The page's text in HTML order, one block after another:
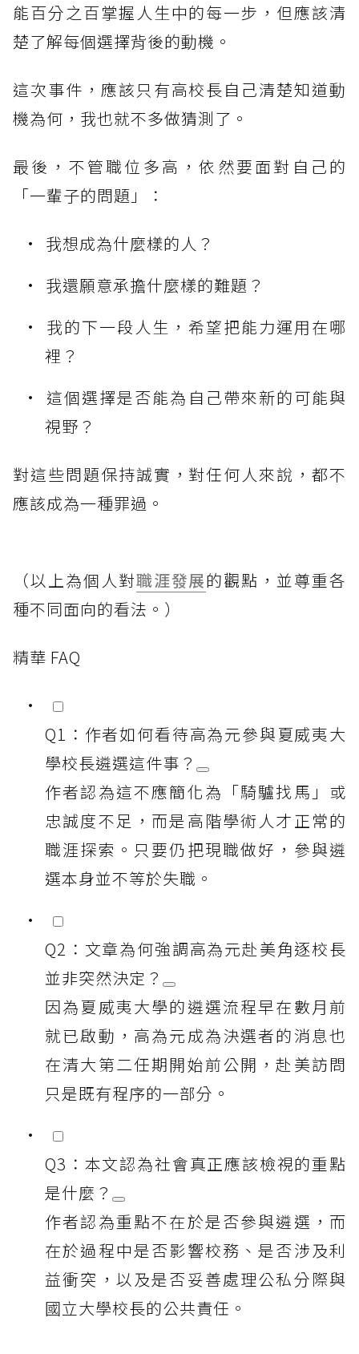
能百分之百掌握人生中的每一步，但應該清
楚了解每個選擇背後的動機。
這次事件，應該只有高校長自己清楚知道動
機為何，我也就不多做猜測了。
最後，不管職位多高，依然要面對自己的
「一輩子的問題」：
我想成為什麼樣的人？
我還願意承擔什麼樣的難題？
我的下一段人生，希望把能力運用在哪
裡？
這個選擇是否能為自己帶來新的可能與
視野？
對這些問題保持誠實，對任何人來說，都不
應該成為一種罪過。
（以上為個人對職涯發展的觀點，並尊重各
種不同面向的看法。）
精華 FAQ
Q1：作者如何看待高為元參與夏威夷大
學校長遴選這件事？
作者認為這不應簡化為「騎驢找馬」或
忠誠度不足，而是高階學術人才正常的
職涯探索。只要仍把現職做好，參與遴
選本身並不等於失職。
Q2：文章為何強調高為元赴美角逐校長
並非突然決定？
因為夏威夷大學的遴選流程早在數月前
就已啟動，高為元成為決選者的消息也
在清大第二任期開始前公開，赴美訪問
只是既有程序的一部分。
Q3：本文認為社會真正應該檢視的重點
是什麼？
作者認為重點不在於是否參與遴選，而
在於過程中是否影響校務、是否涉及利
益衝突，以及是否妥善處理公私分際與
國立大學校長的公共責任。